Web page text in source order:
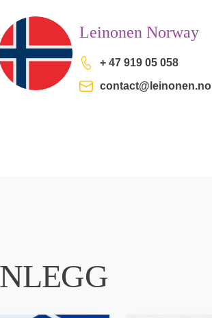
Leinonen Norway
+ 47 919 05 058
contact@leinonen.no